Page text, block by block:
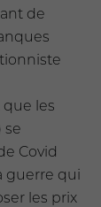
de
les
se
Covid
guerre qui
les prix